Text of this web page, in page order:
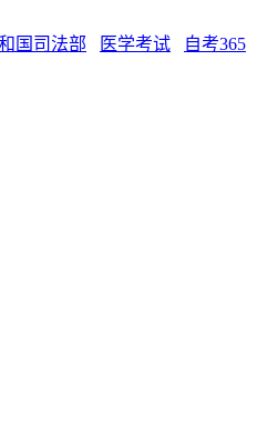
国司法部 医学考试 自考365